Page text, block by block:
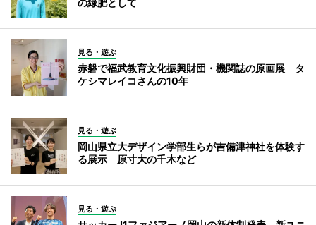
の緑肥として
見る・遊ぶ
赤磐で福武教育文化振興財団・機関誌の原画展 タ
ケシマレイコさんの10年
見る・遊ぶ
岡山県立大デザイン学部生らが吉備津神社を体験す
る展示 原寸大の千木など
見る・遊ぶ